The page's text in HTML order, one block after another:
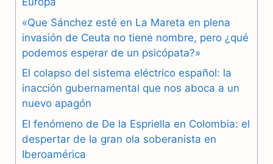
b
o
o
k
g
r
a
s
A
p
«Que Sánchez esté en La Mareta en plena
invasión de Ceuta no tiene nombre, pero ¿qué
podemos esperar de un psicópata?»
El colapso del sistema eléctrico español: la
inacción gubernamental que nos aboca a un
nuevo apagón
El fenómeno de De la Espriella en Colombia: el
despertar de la gran ola soberanista en
Iberoamérica